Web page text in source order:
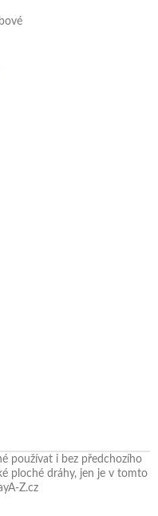
používat i bez předchozího
ploché dráhy, jen je v tomto
Z.cz